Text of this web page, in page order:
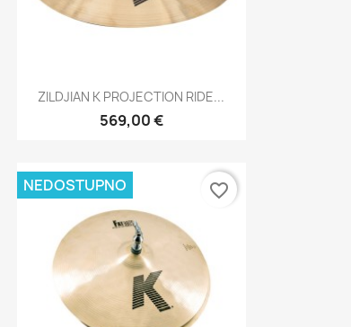
Brzi pregled
ZILDJIAN K PROJECTION RIDE...
569,00 €
NEDOSTUPNO favorite_border